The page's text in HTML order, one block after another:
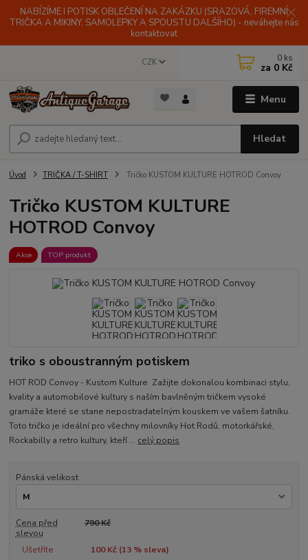
NABÍZÍME I POTISK OBLEČENÍ NA ZAKÁZKU (SRAZOVÁ, FIREMNÍ
TRIČKA A MIKINY, SAMOLEPKY A SPOUSTU DALŠÍHO) - neváhejte nás
kontaktovat
Menu
CZK
Hledat
0 ks
za 0 Kč
Úvod TRIČKA / T-SHIRT Tričko KUSTOM KULTURE HOTROD Convoy
Tričko KUSTOM KULTURE
HOTROD Convoy
Akce TOP produkt
triko s oboustranným potiskem
HOT ROD Convoy - Kustom Kulture Zažijte dokonalou kombinaci stylu,
kvality a automobilové kultury s naším bavlněným tričkem vysoké
gramáže které se stane nepostradatelným kouskem ve vašem šatníku.
Toto tričko je ideální pro všechny milovníky Hot Rodů, motorkářské,
Rockabilly a retro kultury, kteří ... celý popis
Pánská velikost
Cena před
slevou
790 Kč
Ušetříte 100 Kč (13% sleva)